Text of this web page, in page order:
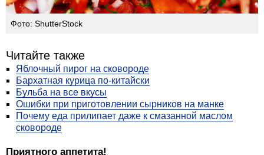
Фото: ShutterStock
Читайте также
Яблочный пирог на сковороде
Бархатная курица по-китайски
Бульба на все вкусы
Ошибки при приготовлении сырников на манке
Почему еда прилипает даже к смазанной маслом
сковороде
Приятного аппетита!